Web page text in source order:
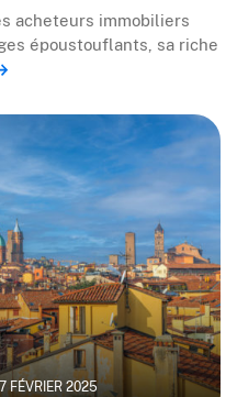
acheteurs immobiliers
époustouflants, sa riche
FÉVRIER 2025